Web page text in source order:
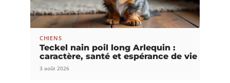
CHIENS
Teckel nain poil long Arlequin :
caractère, santé et espérance de vie
3 août 2026